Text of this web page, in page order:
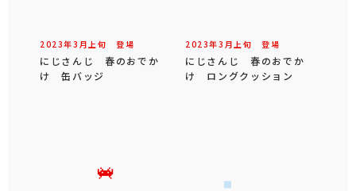
2023年3 月 上旬 登場
にじさんじ 春のおでか
け 缶バッジ
2023年3 月 上旬 登場
にじさんじ 春のおでか
け ロングクッション